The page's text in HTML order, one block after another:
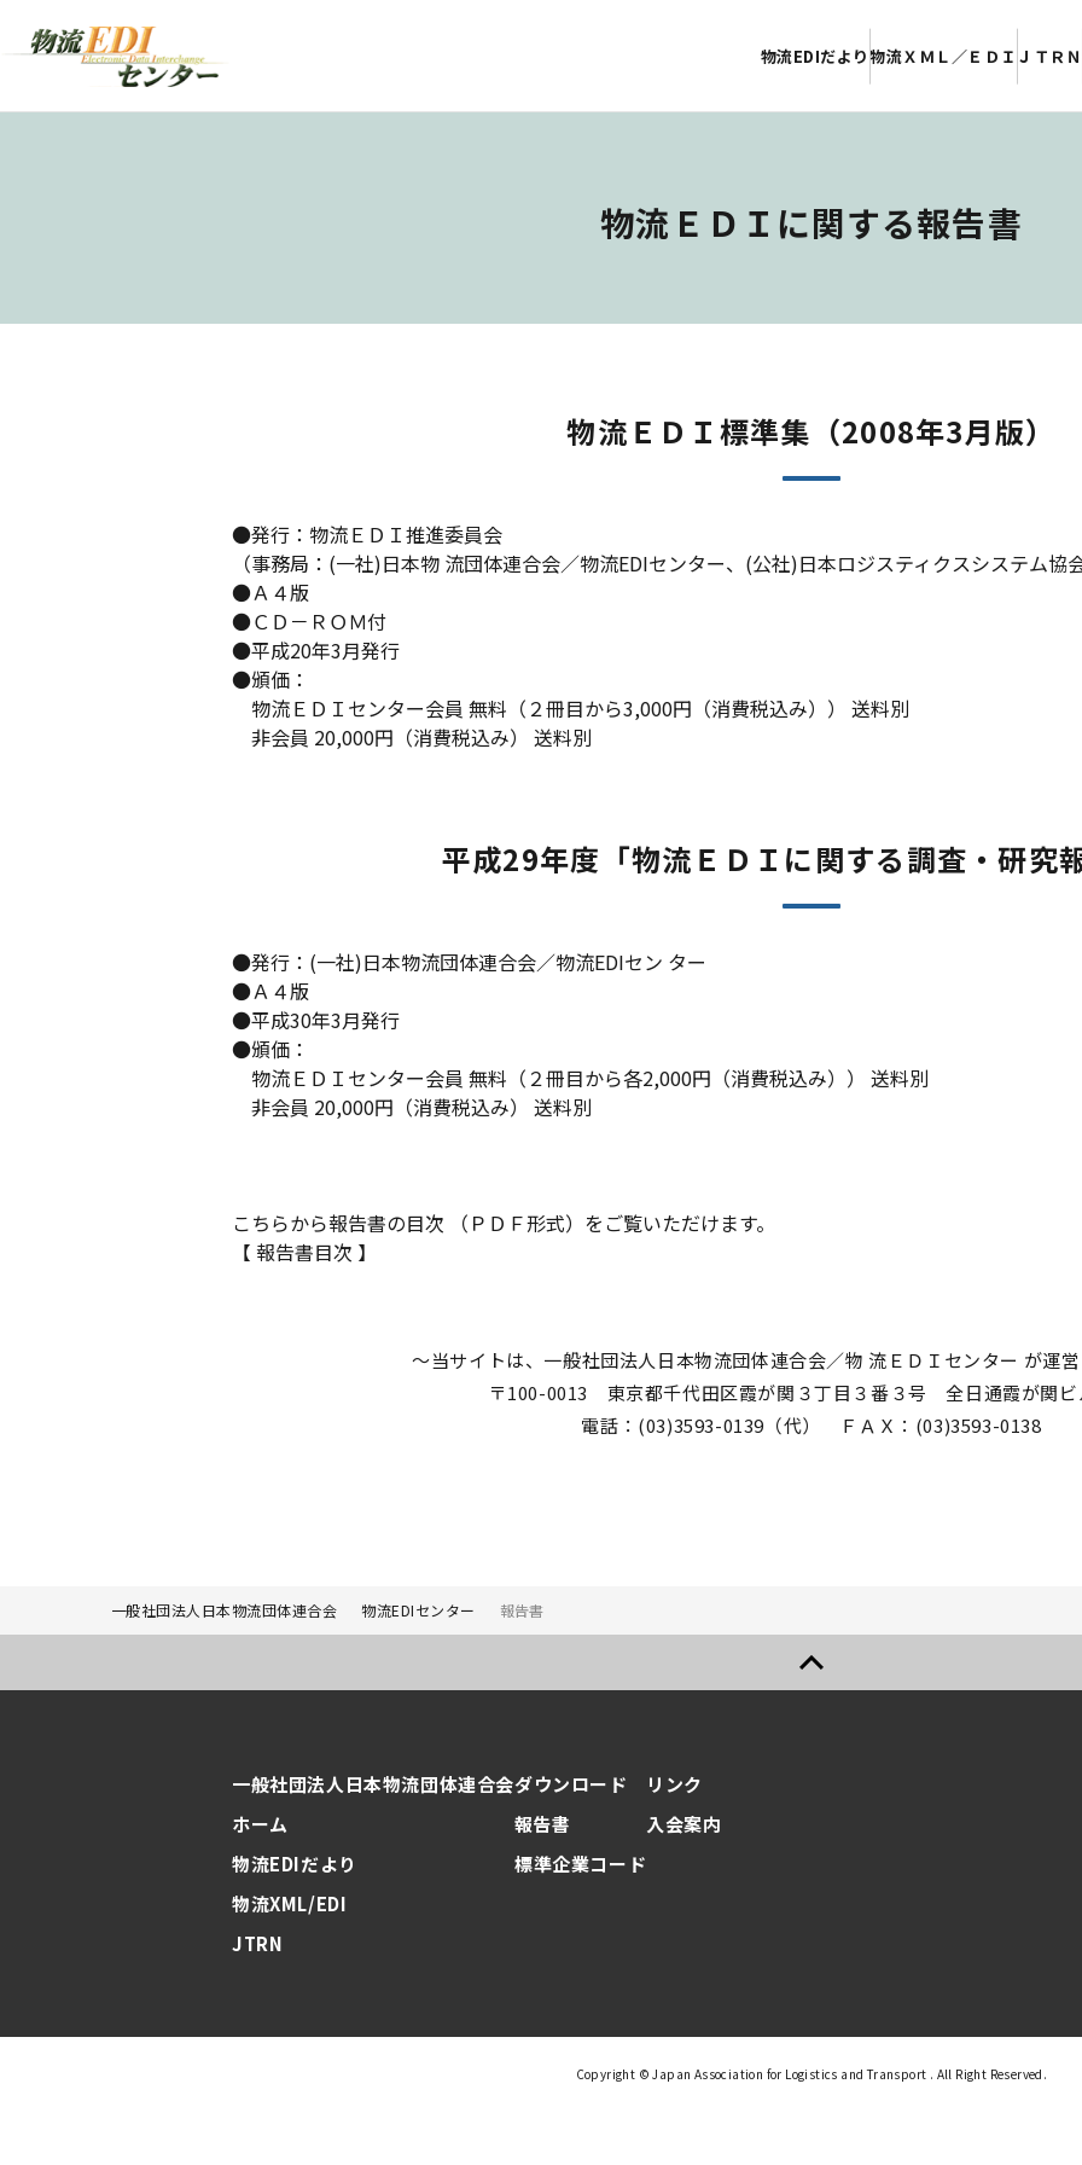
物流EDIだより 物流ＸＭＬ／ＥＤＩ ＪＴＲＮ
物流ＥＤＩに関する報告書
物流ＥＤＩ標準集（2008年3月版）
●発行：物流ＥＤＩ推進委員会
（事務局：(一社)日本物 流団体連合会／物流EDIセンター、(公社)日本ロジスティクスシステム協会
●Ａ４版
●ＣＤ－ＲＯＭ付
●平成20年3月発行
●頒価：
物流ＥＤＩセンター会員 無料（２冊目から3,000円（消費税込み）） 送料別
非会員 20,000円（消費税込み） 送料別
平成29年度「物流ＥＤＩに関する調査・研究報
●発行：(一社)日本物流団体連合会／物流EDIセン ター
●Ａ４版
●平成30年3月発行
●頒価：
物流ＥＤＩセンター会員 無料（２冊目から各2,000円（消費税込み）） 送料別
非会員 20,000円（消費税込み） 送料別
こちらから報告書の目次 （ＰＤＦ形式）をご覧いただけます。
【 報告書目次 】
～当サイトは、一般社団法人日本物流団体連合会／物 流ＥＤＩセンター が運
〒100-0013 東京都千代田区霞が関３丁目３番３号 全日通霞が関ビ
電話：(03)3593-0139（代） ＦＡＸ：(03)3593-0138
一般社団法人日本物流団体連合会 物流EDIセンター 報告書
一般社団法人日本物流団体連合会
ホーム
物流EDIだより
物流XML/EDI
JTRN
ダウンロード
報告書
標準企業コード
リンク
入会案内
Copyright © Japan Association for Logistics and Transport . All Right Reserved.